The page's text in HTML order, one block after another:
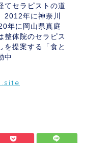
てセラピストの道
2012年に神奈川
年に岡山県真庭
整体院のセラピス
を提案する「食と
中